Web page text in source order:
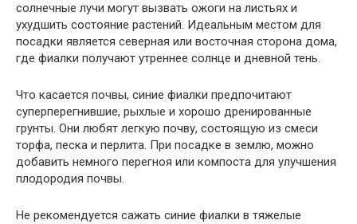
солнечные лучи могут вызвать ожоги на листьях и
ухудшить состояние растений. Идеальным местом для
посадки является северная или восточная сторона дома,
где фиалки получают утреннее солнце и дневной тень.
Что касается почвы, синие фиалки предпочитают
суперперегнившие, рыхлые и хорошо дренированные
грунты. Они любят легкую почву, состоящую из смеси
торфа, песка и перлита. При посадке в землю, можно
добавить немного перегноя или компоста для улучшения
плодородия почвы.
Не рекомендуется сажать синие фиалки в тяжелые